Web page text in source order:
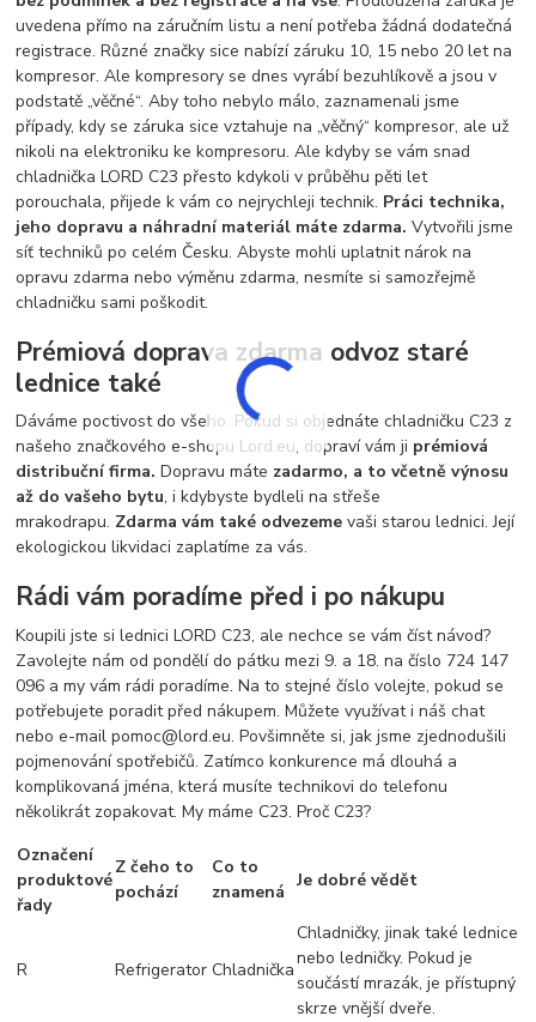
uvedena přímo na záručním listu a není potřeba žádná dodatečná
registrace. Různé značky sice nabízí záruku 10, 15 nebo 20 let na
kompresor. Ale kompresory se dnes vyrábí bezuhlíkově a jsou v
podstatě „věčné“. Aby toho nebylo málo, zaznamenali jsme
případy, kdy se záruka sice vztahuje na „věčný“ kompresor, ale už
nikoli na elektroniku ke kompresoru. Ale kdyby se vám snad
chladnička LORD C23 přesto kdykoli v průběhu pěti let
porouchala, přijede k vám co nejrychleji technik. Práci technika,
jeho dopravu a náhradní materiál máte zdarma.Vytvořili jsme
síť techniků po celém Česku. Abyste mohli uplatnit nárok na
opravu zdarma nebo výměnu zdarma, nesmíte si samozřejmě
chladničku sami poškodit.
Prémiová doprava zdarma odvoz staré
lednice také
Dáváme poctivost do všeho. Pokud si objednáte chladničku C23 z
našeho značkového e-shopu Lord.eu, dopraví vám ji prémiová
distribuční firma.Dopravu máte zadarmo, a to včetně výnosu
až do vašeho bytu, i kdybyste bydleli na střeše
mrakodrapu. Zdarma vám také odvezeme vaši starou lednici. Její
ekologickou likvidaci zaplatíme za vás.
Rádi vám poradíme před i po nákupu
Koupili jste si lednici LORD C23, ale nechce se vám číst návod?
Zavolejte nám od pondělí do pátku mezi 9. a 18. na číslo 724 147
096 a my vám rádi poradíme. Na to stejné číslo volejte, pokud se
potřebujete poradit před nákupem. Můžete využívat i náš chat
nebo e-mail pomoc@lord.eu. Povšimněte si, jak jsme zjednodušili
pojmenování spotřebičů. Zatímco konkurence má dlouhá a
komplikovaná jména, která musíte technikovi do telefonu
několikrát zopakovat. My máme C23. Proč C23?
Označení
produktové
řady
Z čeho to
pochází
Co to
znamená
Je dobré vědět
R Refrigerator Chladnička
Chladničky, jinak také lednice
nebo ledničky. Pokud je
součástí mrazák, je přístupný
skrze vnější dveře.